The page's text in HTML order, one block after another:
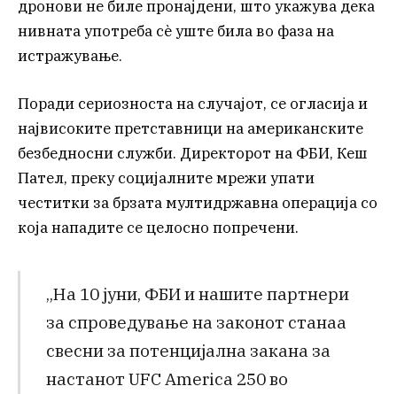
дронови не биле пронајдени, што укажува дека
нивната употреба сè уште била во фаза на
истражување.
Поради сериозноста на случајот, се огласија и
највисоките претставници на американските
безбедносни служби. Директорот на ФБИ, Кеш
Пател, преку социјалните мрежи упати
честитки за брзата мултидржавна операција со
која нападите се целосно попречени.
„На 10 јуни, ФБИ и нашите партнери
за спроведување на законот станаа
свесни за потенцијална закана за
настанот UFC America 250 во